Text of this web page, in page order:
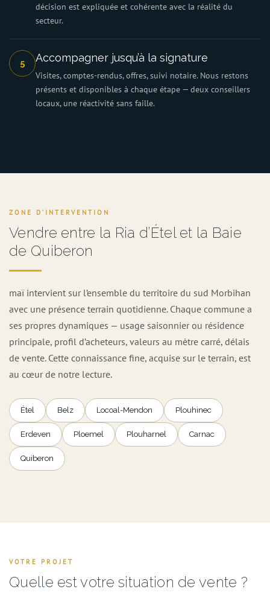
décision est expliquée et cohérente avec la réalité du
secteur.
5 Accompagner jusqu’à la signature
Visites, comptes-rendus, offres, suivi notaire. Nous restons
présents et disponibles à chaque étape — deux conseillers
locaux, une réactivité sans faille.
ZONE D’INTERVENTION
Vendre entre la Ria d’Étel et la Baie
de Quiberon
maï intervient sur l’ensemble du territoire du sud Morbihan
avec une présence terrain quotidienne. Chaque commune a
ses propres dynamiques — usage saisonnier ou résidence
principale, profil d’acheteurs, valeurs au mètre carré, délais
de vente. Cette connaissance fine, acquise sur le terrain, est
au cœur de notre lecture.
Étel Belz Locoal-Mendon Plouhinec
Erdeven Ploemel Plouharnel Carnac
Quiberon
VOTRE PROJET
Quelle est votre situation de vente ?